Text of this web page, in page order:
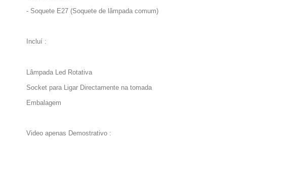
- Soquete E27 (Soquete de lâmpada comum)
Incluí :
Lâmpada Led Rotativa
Socket para Ligar Directamente na tomada
Embalagem
Video apenas Demostrativo :